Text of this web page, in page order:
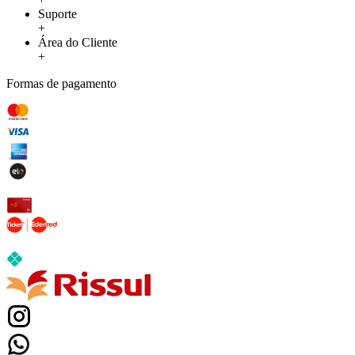
Suporte
+
Área do Cliente
+
Formas de pagamento